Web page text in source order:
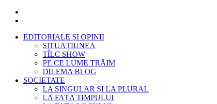
EDITORIALE ȘI OPINII
SITUAȚIUNEA
TÎLC SHOW
PE CE LUME TRĂIM
DILEMA BLOG
SOCIETATE
LA SINGULAR ȘI LA PLURAL
LA FAȚA TIMPULUI